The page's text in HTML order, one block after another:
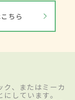
ちら
、またはミーカ
しています。